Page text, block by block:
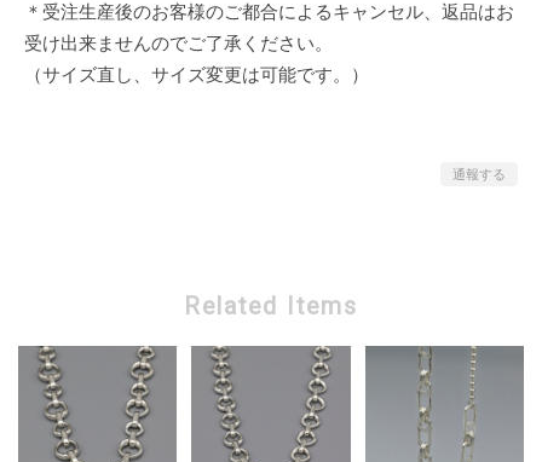
＊受注生産後のお客様のご都合によるキャンセル、返品はお
受け出来ませんのでご了承ください。
（サイズ直し、サイズ変更は可能です。）
通報する
Related Items